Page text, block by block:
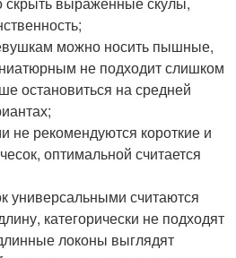
можно носить пышные,
не подходит слишком
остановиться на средней
рекомендуются короткие и
оптимальной считается
универсальными считаются
категорически не подходят
локоны выглядят